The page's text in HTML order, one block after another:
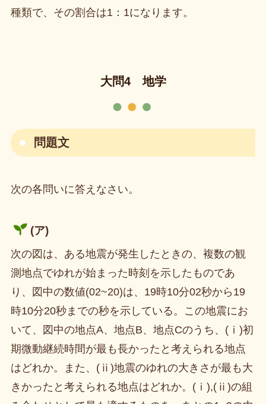
種類で、その割合は1：1になります。
大問4 地学
問題文
次の各問いに答えなさい。
(ア)
次の図は、ある地震が発生したときの、複数の観
測地点でゆれが始まった時刻を示したものであ
り、図中の数値(02~20)は、19時10分02秒から19
時10分20秒までの秒を示している。この地震にお
いて、図中の地点A、地点B、地点Cのうち、(ⅰ)初
期微動継続時間が最も長かったと考えられる地点
はどれか。また、(ⅱ)地震のゆれの大きさが最も大
きかったと考えられる地点はどれか。(ⅰ),(ⅱ)の組